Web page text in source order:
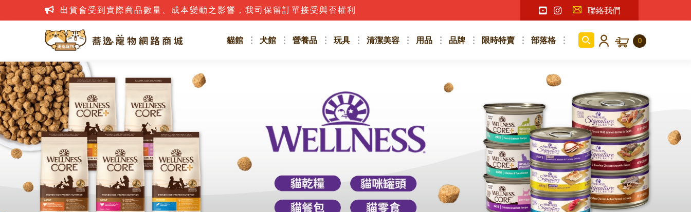
網路詐騙案件層出不窮，若接到疑似詐騙電話，應立即撥打165防詐騙專線或詢問客服人員唷!!
聯絡我們
貓館 犬館 營養品 玩具 清潔美容 用品 品牌 限時特賣 部落格 0